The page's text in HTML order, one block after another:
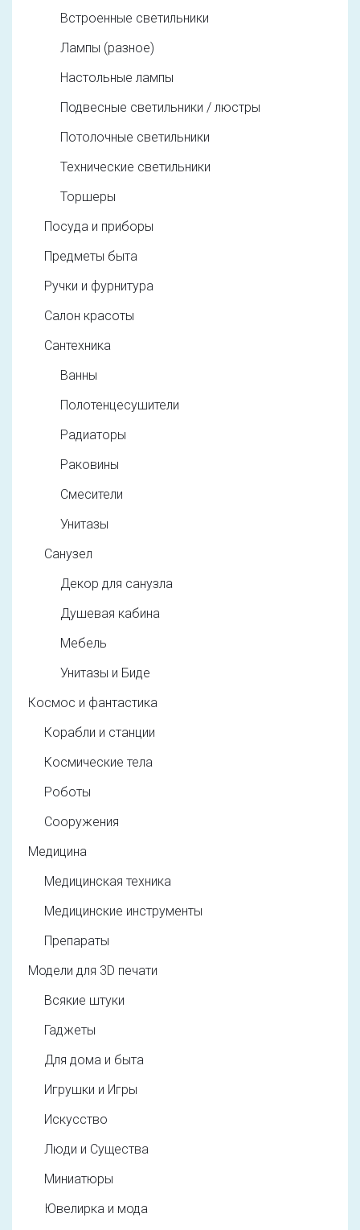
Встроенные светильники
Лампы (разное)
Настольные лампы
Подвесные светильники / люстры
Потолочные светильники
Технические светильники
Торшеры
Посуда и приборы
Предметы быта
Ручки и фурнитура
Салон красоты
Сантехника
Ванны
Полотенцесушители
Радиаторы
Раковины
Смесители
Унитазы
Санузел
Декор для санузла
Душевая кабина
Мебель
Унитазы и Биде
Космос и фантастика
Корабли и станции
Космические тела
Роботы
Сооружения
Медицина
Медицинская техника
Медицинские инструменты
Препараты
Модели для 3D печати
Всякие штуки
Гаджеты
Для дома и быта
Игрушки и Игры
Искусство
Люди и Существа
Миниатюры
Ювелирка и мода